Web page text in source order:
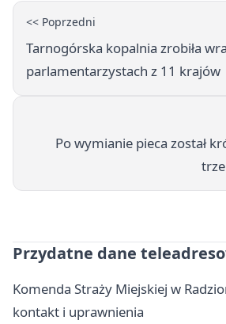
<< Poprzedni
Tarnogórska kopalnia zrobiła
parlamentarzystach z 11 krajów
Po wymianie pieca został
Przydatne dane
Komenda Straży Miejskiej w
kontakt i uprawnienia